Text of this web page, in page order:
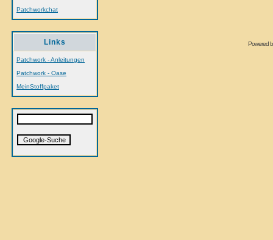
Patchworkchat
Links
Patchwork - Anleitungen
Patchwork - Oase
MeinStoffpaket
Powered